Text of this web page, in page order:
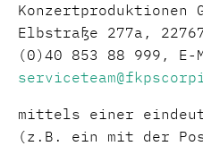
Konzertproduktionen
Elbstraße 277a,
(0)40 853 88 999, E-
mittels einer
(z.B. ein mit der